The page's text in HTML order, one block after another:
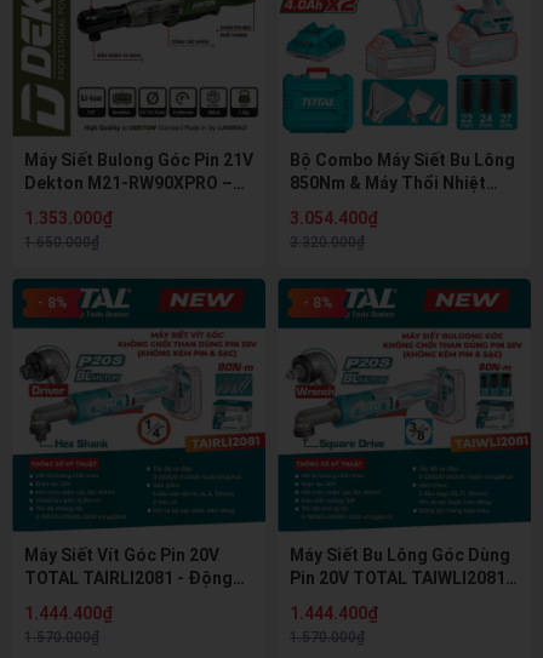
Máy Siết Bulong Góc Pin 21V
Dekton M21-RW90XPRO –
Không Chổi Than
(Brushless)
1.353.000₫
1.650.000₫
Bộ Combo Máy Siết Bu Lông
850Nm & Máy Thổi Nhiệt
(Kèm 2 Pin 4.0Ah & 1 Sạc)
3.054.400₫
3.320.000₫
- 8%
Máy Siết Vít Góc Pin 20V
TOTAL TAIRLI2081 - Động
Siết 80Nm
1.444.400₫
1.570.000₫
- 8%
Máy Siết Bu Lông Góc Dùng
Pin 20V TOTAL TAIWLI2081 -
Lực Siết 80Nm (Chưa Pin &
Sạc)
1.444.400₫
1.570.000₫